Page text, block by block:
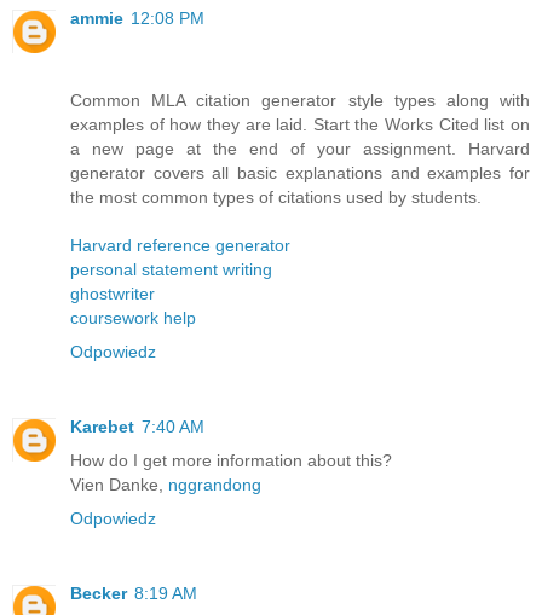
ammie 12:08 PM
Common MLA citation generator style types along with
examples of how they are laid. Start the Works Cited list on
a new page at the end of your assignment. Harvard
generator covers all basic explanations and examples for
the most common types of citations used by students.
Harvard reference generator
personal statement writing
ghostwriter
coursework help
Odpowiedz
Karebet 7:40 AM
How do I get more information about this?
Vien Danke, nggrandong
Odpowiedz
Becker 8:19 AM